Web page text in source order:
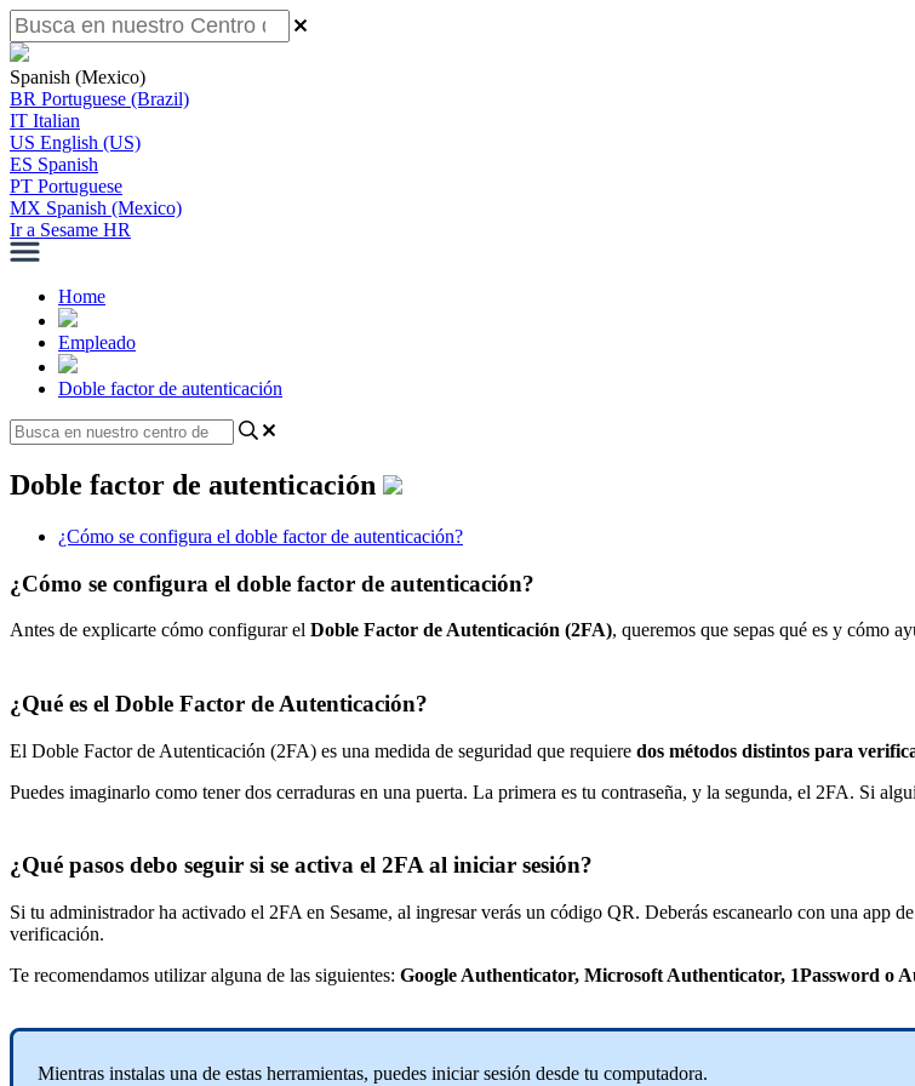
Spanish (Mexico)
BR Portuguese (Brazil)
IT Italian
US English (US)
ES Spanish
PT Portuguese
MX Spanish (Mexico)
Ir a Sesame HR
Home
Empleado
Doble factor de autenticación
Doble factor de autenticación
¿Cómo se configura el doble factor de autenticación?
¿Cómo se configura el doble factor de autenticación?
Antes de explicarte cómo configurar el Doble Factor de Autenticación (2FA), queremos que sepas qué es y cómo
¿Qué es el Doble Factor de Autenticación?
El Doble Factor de Autenticación (2FA) es una medida de seguridad que requiere dos métodos distintos para
Puedes imaginarlo como tener dos cerraduras en una puerta. La primera es tu contraseña, y la segunda, el 2FA. Si
¿Qué pasos debo seguir si se activa el 2FA al iniciar sesión?
Si tu administrador ha activado el 2FA en Sesame, al ingresar verás un código QR. Deberás escanearlo con una app de
verificación.
Te recomendamos utilizar alguna de las siguientes: Google Authenticator, Microsoft Authenticator, 1Password o
Mientras instalas una de estas herramientas, puedes iniciar sesión desde tu computadora.